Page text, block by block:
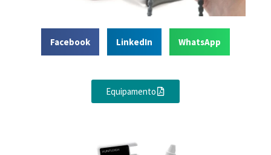
Facebook LinkedIn WhatsApp
Equipamento